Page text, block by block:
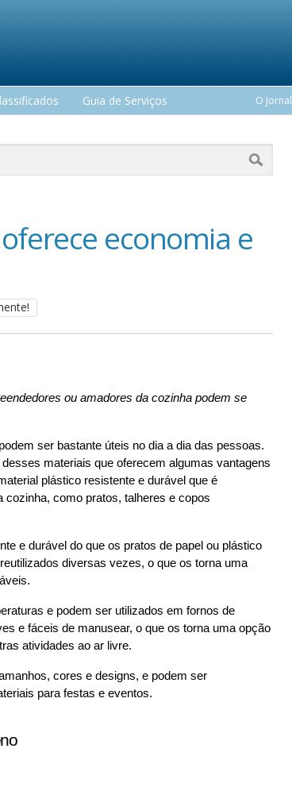
Guia de Serviços
O Jornal
economia e
ou amadores da cozinha podem se
ser bastante úteis no dia a dia das pessoas.
materiais que oferecem algumas vantagens
plástico resistente e durável que é
cozinha, como pratos, talheres e copos
e durável do que os pratos de papel ou plástico
diversas vezes, o que os torna uma
e podem ser utilizados em fornos de
e fáceis de manusear, o que os torna uma opção
atividades ao ar livre.
cores e designs, e podem ser
para festas e eventos.